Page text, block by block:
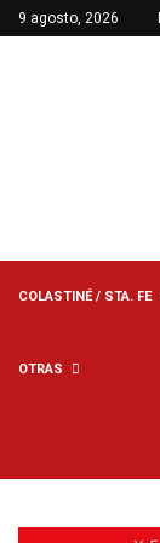
9 agosto, 2026
COLASTINÉ / STA. FE
OTRAS